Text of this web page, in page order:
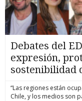
Debates del
expresión,
sostenibilidad
“Las regiones están
Chile, y los medios son